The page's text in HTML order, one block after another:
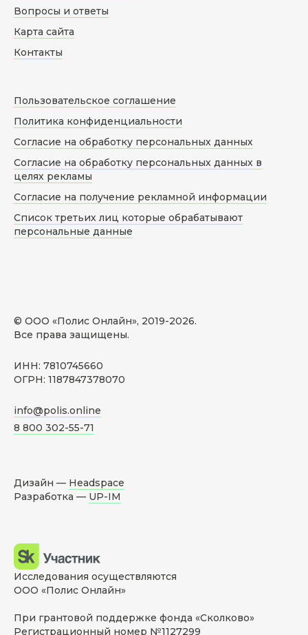
© ООО «Полис Онлайн», 2019-2026.
Все права защищены.
ИНН: 7810745660
ОГРН: 1187847378070
info@polis.online
8 800 302-55-71
Вопросы и ответы
Карта сайта
Контакты
Пользовательское соглашение
Политика конфиденциальности
Согласие на обработку персональных данных
Согласие на обработку персональных данных в
целях рекламы
Согласие на получение рекламной информации
Список третьих лиц которые обрабатывают
персональные данные
Дизайн — Headspace
Разработка — UP-IM
Исследования осуществляются
ООО «Полис Онлайн»
При грантовой поддержке фонда «Сколково»
Регистрационный номер №1127299